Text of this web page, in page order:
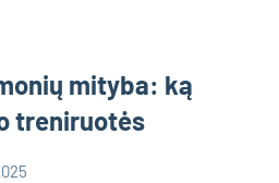
mityba: ką
treniruotės